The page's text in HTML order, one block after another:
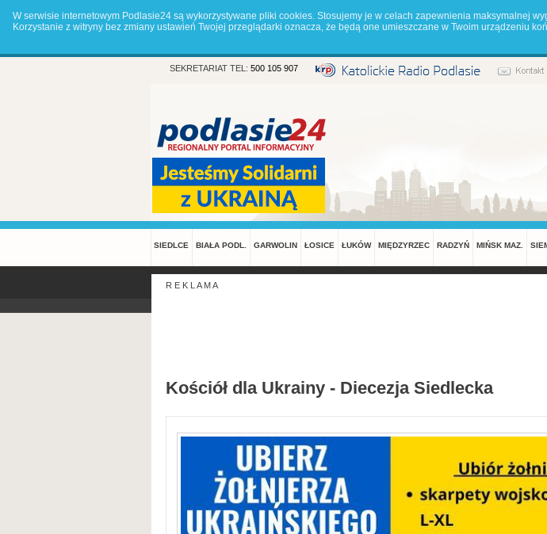
W serwisie internetowym Podlasie24 są wykorzystywane pliki cookies. Stosujemy je w celach zapewnienia maksymalnej
Korzystanie z witryny bez zmiany ustawień Twojej przeglądarki oznacza, że będą one umieszczane w Twoim urządzeniu
SEKRETARIAT TEL: 500 105 907
SIEDLCE BIAŁA PODL. GARWOLIN ŁOSICE ŁUKÓW MIĘDZYRZEC RADZYŃ MIŃSK MAZ.
R E K L A M A
Kościół dla Ukrainy - Diecezja Siedlecka